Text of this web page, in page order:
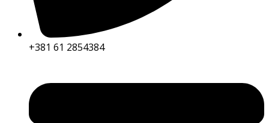
+381 61 2854384